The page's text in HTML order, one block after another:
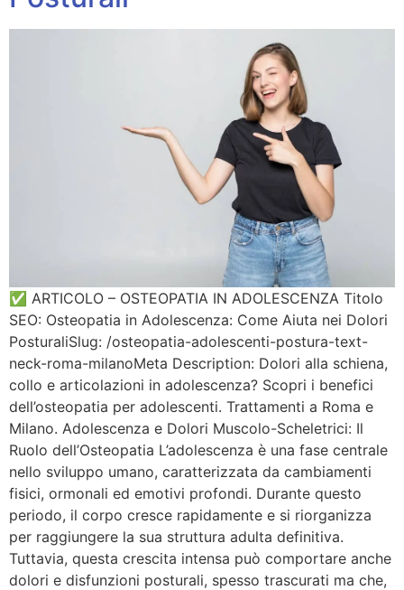
✅ ARTICOLO – OSTEOPATIA IN ADOLESCENZA Titolo
SEO: Osteopatia in Adolescenza: Come Aiuta nei Dolori
PosturaliSlug: /osteopatia-adolescenti-postura-text-
neck-roma-milanoMeta Description: Dolori alla schiena,
collo e articolazioni in adolescenza? Scopri i benefici
dell’osteopatia per adolescenti. Trattamenti a Roma e
Milano. Adolescenza e Dolori Muscolo-Scheletrici: Il
Ruolo dell’Osteopatia L’adolescenza è una fase centrale
nello sviluppo umano, caratterizzata da cambiamenti
fisici, ormonali ed emotivi profondi. Durante questo
periodo, il corpo cresce rapidamente e si riorganizza
per raggiungere la sua struttura adulta definitiva.
Tuttavia, questa crescita intensa può comportare anche
dolori e disfunzioni posturali, spesso trascurati ma che,